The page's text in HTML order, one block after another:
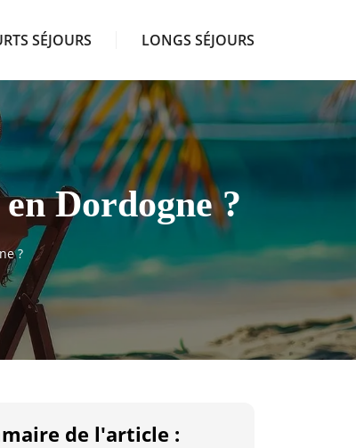
SÉJOURS LONGS SÉJOURS
Dordogne ?
?
de l'article :